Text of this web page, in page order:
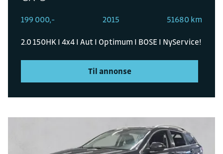
199 000,- 2015 51680 km
2.0 150HK I 4x4 I Aut I Optimum I BOSE I NyService!
Til annonse